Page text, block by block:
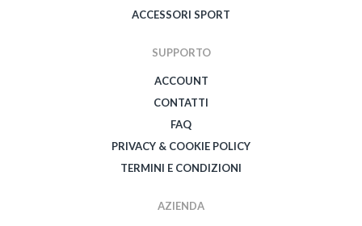
ACCESSORI SPORT
SUPPORTO
ACCOUNT
CONTATTI
FAQ
PRIVACY & COOKIE POLICY
TERMINI E CONDIZIONI
AZIENDA